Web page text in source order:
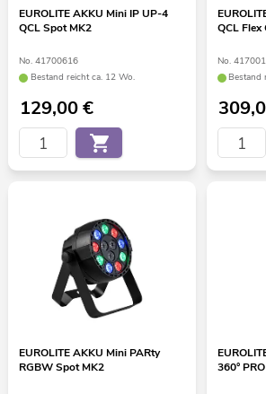
EUROLITE AKKU Mini IP UP-4
QCL Spot MK2
No. 41700616
Bestand reicht ca. 12 Wo.
129,00€
QCL Flex
No.
Bestand
EUROLITE AKKU Mini PARty
RGBW Spot MK2
360°